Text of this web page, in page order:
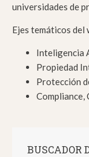
universidades de
Ejes temáticos del
Inteligencia
Propiedad
Protección
BUSCADOR